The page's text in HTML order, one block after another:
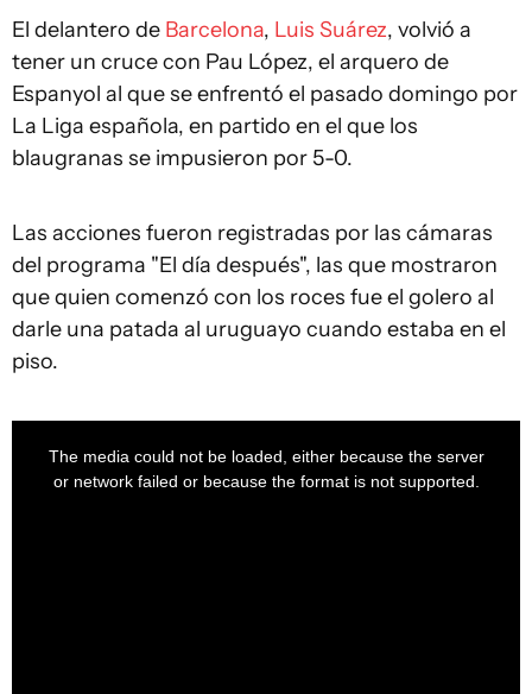
El delantero de Barcelona, Luis Suárez, volvió a
tener un cruce con Pau López, el arquero de
Espanyol al que se enfrentó el pasado domingo por
La Liga española, en partido en el que los
blaugranas se impusieron por 5-0.
Las acciones fueron registradas por las cámaras
del programa "El día después", las que mostraron
que quien comenzó con los roces fue el golero al
darle una patada al uruguayo cuando estaba en el
piso.
The media could not be loaded, either because the server
or network failed or because the format is not supported.